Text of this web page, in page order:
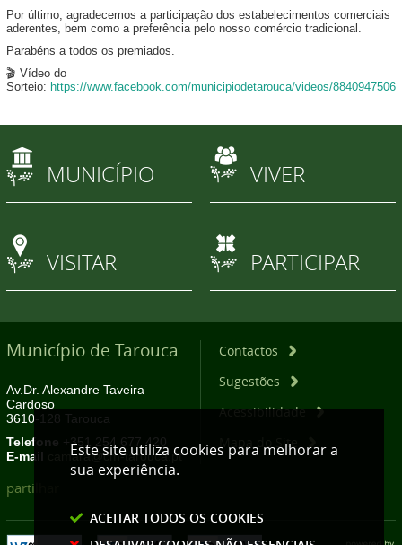
Por último, agradecemos a participação dos estabelecimentos comerciais
aderentes, bem como a preferência pelo nosso comércio tradicional.
Parabéns a todos os premiados.
🎬 Vídeo do
Sorteio: https://www.facebook.com/municipiodetarouca/videos/
MUNICÍPIO VIVER
VISITAR PARTICIPAR
Município de Tarouca
Av.Dr. Alexandre Taveira
Cardoso
3610-128 Tarouca
Telefone +351 254 677 420
E-mail
camara@cm-tarouca.pt
Contactos
Sugestões
Acessibilidade
Mapa do Site
partilhar
Este site utiliza cookies para melhorar a
sua experiência.
ACEITAR TODOS OS COOKIES